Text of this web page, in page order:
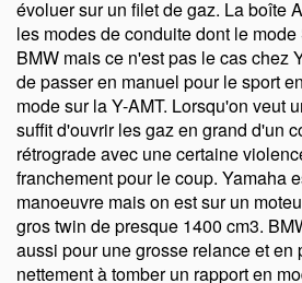
évoluer sur un filet de gaz. La boîte
les modes de conduite dont le
BMW mais ce n'est pas le cas chez
de passer en manuel pour le sport
mode sur la Y-AMT. Lorsqu'on veut
suffit d'ouvrir les gaz en grand d'un
rétrograde avec une certaine
franchement pour le coup. Yamaha
manoeuvre mais on est sur un
gros twin de presque 1400 cm3.
aussi pour une grosse relance et en
nettement à tomber un rapport en